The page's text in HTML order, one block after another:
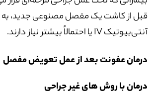
آنتی‌بیوتیک IV یا احتمالاً بیشتر نیاز دارند.
درمان عفونت بعد از عمل تعویض مفصل
درمان با روش های غیر جراحی